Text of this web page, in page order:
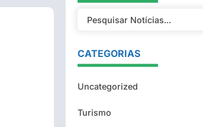
CATEGORIAS
Uncategorized
Turismo